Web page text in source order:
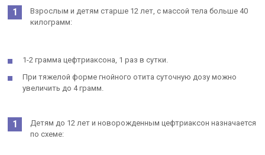
Взрослым и детям старше 12 лет, с массой тела больше 40
килограмм:
1-2 грамма цефтриаксона, 1 раз в сутки.
При тяжелой форме гнойного отита суточную дозу можно
увеличить до 4 грамм.
Детям до 12 лет и новорожденным цефтриаксон назначается
по схеме: